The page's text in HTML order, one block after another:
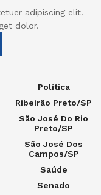
adipiscing elit.
dolor.
Política
Ribeirão Preto/SP
São José Do Rio
Preto/SP
São José Dos
Campos/SP
Saúde
Senado